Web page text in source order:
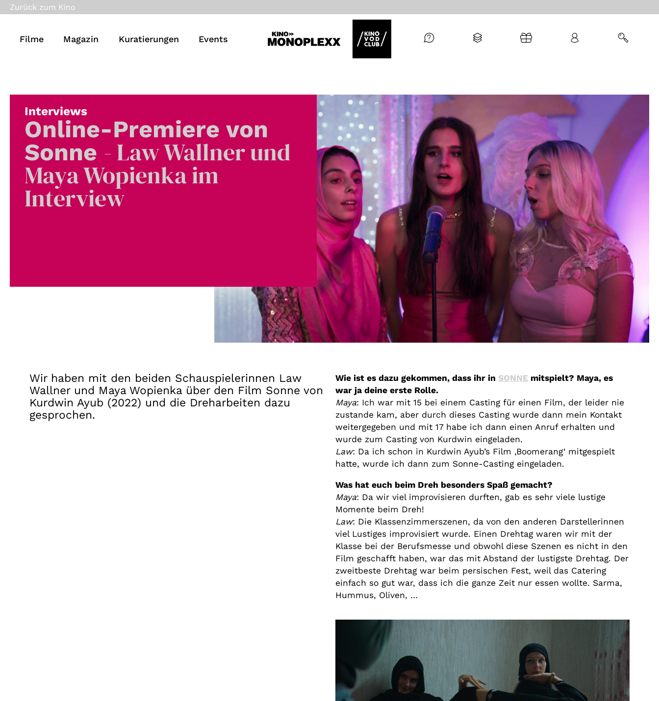
Kuratierungen
Events
So geht’s
Filmpakete
Gutscheine
& Filmpässe
Account
Suche
Zurück zum Kino
Filme Magazin Kuratierungen Events
Interviews
Online-Premiere von
Sonne - Law Wallner und
Maya Wopienka im
Interview
Wir haben mit den beiden Schauspielerinnen Law
Wallner und Maya Wopienka über den Film Sonne von
Kurdwin Ayub (2022) und die Dreharbeiten dazu
gesprochen.
Wie ist es dazu gekommen, dass ihr in SONNE mitspielt? Maya, es
war ja deine erste Rolle.
Maya: Ich war mit 15 bei einem Casting für einen Film, der leider nie
zustande kam, aber durch dieses Casting wurde dann mein Kontakt
weitergegeben und mit 17 habe ich dann einen Anruf erhalten und
wurde zum Casting von Kurdwin eingeladen.
Law: Da ich schon in Kurdwin Ayub’s Film ‚Boomerang‘ mitgespielt
hatte, wurde ich dann zum Sonne-Casting eingeladen.
Was hat euch beim Dreh besonders Spaß gemacht?
Maya: Da wir viel improvisieren durften, gab es sehr viele lustige
Momente beim Dreh!
Law: Die Klassenzimmerszenen, da von den anderen Darstellerinnen
viel Lustiges improvisiert wurde. Einen Drehtag waren wir mit der
Klasse bei der Berufsmesse und obwohl diese Szenen es nicht in den
Film geschafft haben, war das mit Abstand der lustigste Drehtag. Der
zweitbeste Drehtag war beim persischen Fest, weil das Catering
einfach so gut war, dass ich die ganze Zeit nur essen wollte. Sarma,
Hummus, Oliven, …